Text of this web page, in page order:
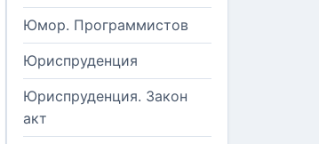
Юмор. Программистов
Юриспруденция
Юриспруденция. Закон
акт